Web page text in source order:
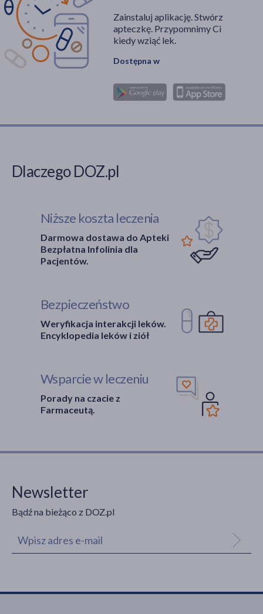
Zainstaluj aplikację. Stwórz
apteczkę. Przypomnimy Ci
kiedy wziąć lek.
Dostępna w
Dlaczego DOZ.pl
Niższe koszta leczenia
Darmowa dostawa do Apteki
Bezpłatna Infolinia dla
Pacjentów.
Bezpieczeństwo
Weryfikacja interakcji leków.
Encyklopedia leków i ziół
Wsparcie w leczeniu
Porady na czacie z
Farmaceutą.
Newsletter
Bądź na bieżąco z DOZ.pl